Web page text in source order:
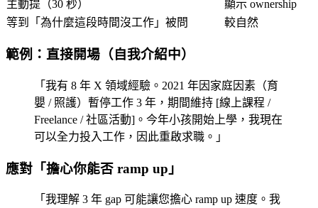
主動提（30 秒）
顯示 ownership
等到「為什麼這段時間沒工作」被問
較自然
範例：直接開場（自我介紹中）
「我有 8 年 X 領域經驗。2021 年因家庭因素（育
嬰 / 照護）暫停工作 3 年，期間維持 [線上課程 /
Freelance / 社區活動]。今年小孩開始上學，我現在
可以全力投入工作，因此重啟求職。」
應對「擔心你能否 ramp up」
「我理解 3 年 gap 可能讓您擔心 ramp up 速度。我